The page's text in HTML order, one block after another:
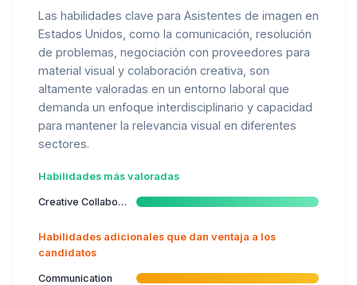
Las habilidades clave para Asistentes de imagen en
Estados Unidos, como la comunicación, resolución
de problemas, negociación con proveedores para
material visual y colaboración creativa, son
altamente valoradas en un entorno laboral que
demanda un enfoque interdisciplinario y capacidad
para mantener la relevancia visual en diferentes
sectores.
Habilidades más valoradas
Creative Collaboration
Habilidades adicionales que dan ventaja a los
candidatos
Communication